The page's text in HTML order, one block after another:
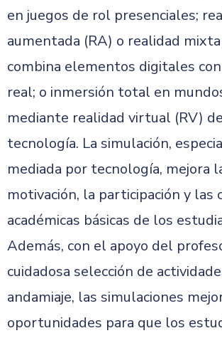
en juegos de rol presenciales;
aumentada (RA) o realidad mixta
combina elementos digitales
real; o inmersión total en
mediante realidad virtual (RV)
tecnología. La simulación,
mediada por tecnología, mejora
motivación, la participación y las
académicas básicas de los
Además, con el apoyo del
cuidadosa selección de
andamiaje, las simulaciones
oportunidades para que los